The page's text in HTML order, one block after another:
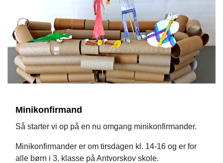
Minikonfirmand
Så starter vi op på en nu omgang minikonfirmander.
Minikonfirmander er om tirsdagen kl. 14-16 og er for
alle børn i 3. klasse på Antvorskov skole.